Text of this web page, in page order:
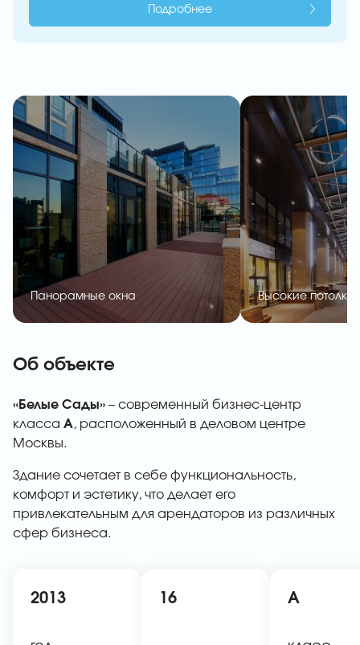
Подробнее
Панорамные окна Высокие потолки
Об объекте
«Белые Сады» – современный бизнес-центр
класса А, расположенный в деловом центре
Москвы.
Здание сочетает в себе функциональность,
комфорт и эстетику, что делает его
привлекательным для арендаторов из различных
сфер бизнеса.
2013 16 A